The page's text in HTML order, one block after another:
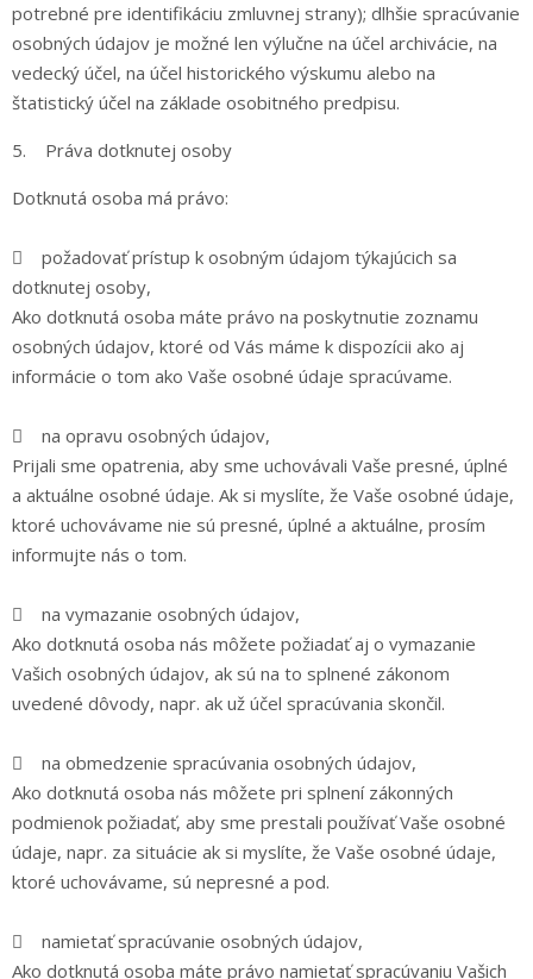
potrebné pre identifikáciu zmluvnej strany); dlhšie spracúvanie
osobných údajov je možné len výlučne na účel archivácie, na
vedecký účel, na účel historického výskumu alebo na
štatistický účel na základe osobitného predpisu.
5. Práva dotknutej osoby
Dotknutá osoba má právo:
 požadovať prístup k osobným údajom týkajúcich sa
dotknutej osoby,
Ako dotknutá osoba máte právo na poskytnutie zoznamu
osobných údajov, ktoré od Vás máme k dispozícii ako aj
informácie o tom ako Vaše osobné údaje spracúvame.
 na opravu osobných údajov,
Prijali sme opatrenia, aby sme uchovávali Vaše presné, úplné
a aktuálne osobné údaje. Ak si myslíte, že Vaše osobné údaje,
ktoré uchovávame nie sú presné, úplné a aktuálne, prosím
informujte nás o tom.
 na vymazanie osobných údajov,
Ako dotknutá osoba nás môžete požiadať aj o vymazanie
Vašich osobných údajov, ak sú na to splnené zákonom
uvedené dôvody, napr. ak už účel spracúvania skončil.
 na obmedzenie spracúvania osobných údajov,
Ako dotknutá osoba nás môžete pri splnení zákonných
podmienok požiadať, aby sme prestali používať Vaše osobné
údaje, napr. za situácie ak si myslíte, že Vaše osobné údaje,
ktoré uchovávame, sú nepresné a pod.
 namietať spracúvanie osobných údajov,
Ako dotknutá osoba máte právo namietať spracúvaniu Vašich